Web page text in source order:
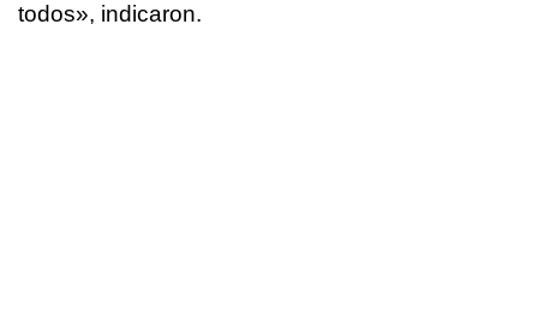
todos», indicaron.